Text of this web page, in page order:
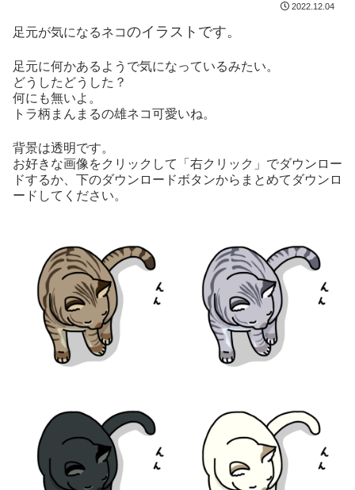
2022.12.04
足元が気になるネコのイラストです。
足元に何かあるようで気になっているみたい。
どうしたどうした？
何にも無いよ。
トラ柄まんまるの雄ネコ可愛いね。
背景は透明です。
お好きな画像をクリックして「右クリック」でダウンロー
ドするか、下のダウンロードボタンからまとめてダウンロ
ードしてください。